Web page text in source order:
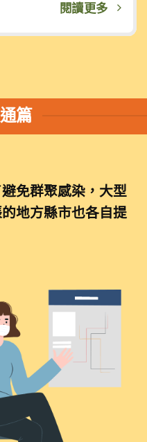
閱讀更多
篇
免群聚感染，大型
地方縣市也各自提